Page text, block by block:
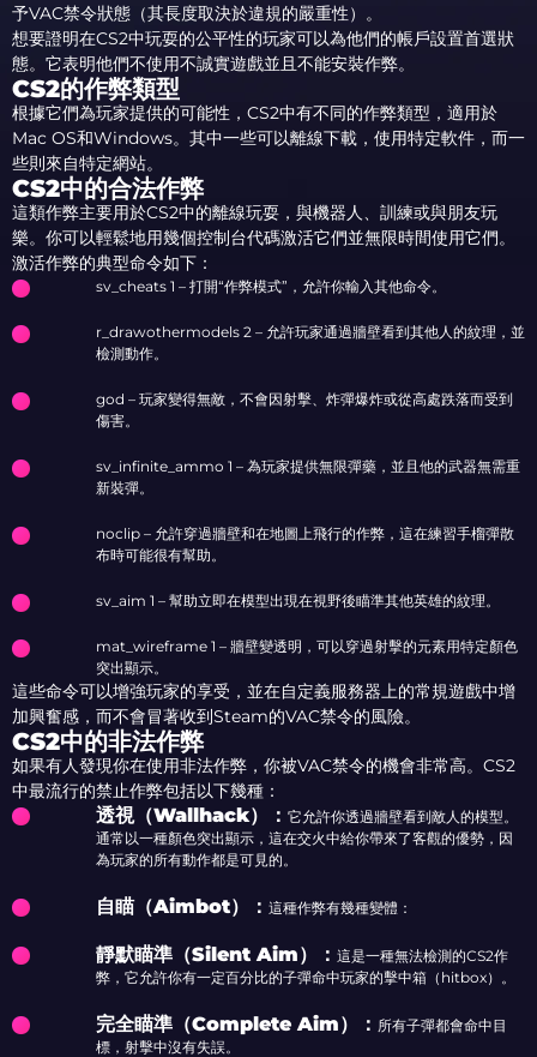
予VAC禁令狀態（其長度取決於違規的嚴重性）。
想要證明在CS2中玩耍的公平性的玩家可以為他們的帳戶設置首選狀
態。它表明他們不使用不誠實遊戲並且不能安裝作弊。
CS2的作弊類型
根據它們為玩家提供的可能性，CS2中有不同的作弊類型，適用於
Mac OS和Windows。其中一些可以離線下載，使用特定軟件，而一
些則來自特定網站。
CS2中的合法作弊
這類作弊主要用於CS2中的離線玩耍，與機器人、訓練或與朋友玩
樂。你可以輕鬆地用幾個控制台代碼激活它們並無限時間使用它們。
激活作弊的典型命令如下：
sv_cheats 1 – 打開“作弊模式”，允許你輸入其他命令。
r_drawothermodels 2 – 允許玩家通過牆壁看到其他人的紋理，並
檢測動作。
god – 玩家變得無敵，不會因射擊、炸彈爆炸或從高處跌落而受到
傷害。
sv_infinite_ammo 1 – 為玩家提供無限彈藥，並且他的武器無需重
新裝彈。
noclip – 允許穿過牆壁和在地圖上飛行的作弊，這在練習手榴彈散
布時可能很有幫助。
sv_aim 1 – 幫助立即在模型出現在視野後瞄準其他英雄的紋理。
mat_wireframe 1 – 牆壁變透明，可以穿過射擊的元素用特定顏色
突出顯示。
這些命令可以增強玩家的享受，並在自定義服務器上的常規遊戲中增
加興奮感，而不會冒著收到Steam的VAC禁令的風險。
CS2中的非法作弊
如果有人發現你在使用非法作弊，你被VAC禁令的機會非常高。CS2
中最流行的禁止作弊包括以下幾種：
透視（Wallhack）： 它允許你透過牆壁看到敵人的模型。
通常以一種顏色突出顯示，這在交火中給你帶來了客觀的優勢，因
為玩家的所有動作都是可見的。
自瞄（Aimbot）： 這種作弊有幾種變體：
靜默瞄準（Silent Aim）： 這是一種無法檢測的CS2作
弊，它允許你有一定百分比的子彈命中玩家的擊中箱（hitbox）。
完全瞄準（Complete Aim）： 所有子彈都會命中目
標，射擊中沒有失誤。